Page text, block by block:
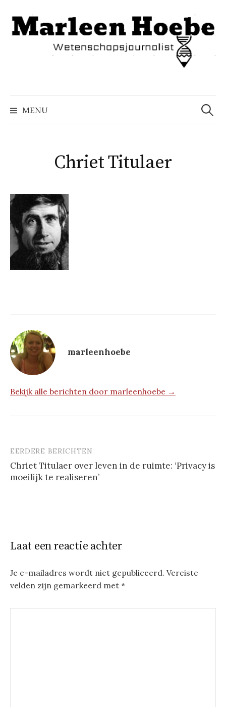
inhoud
springen
MENU
Zoeken
naar:
Chriet Titulaer
marleenhoebe
Bekijk alle berichten door marleenhoebe →
Berichtnavigatie
EERDERE BERICHTEN
Chriet Titulaer over leven in de ruimte: ‘Privacy is
moeilijk te realiseren’
Laat een reactie achter
Je e-mailadres wordt niet gepubliceerd. Vereiste
velden zijn gemarkeerd met *